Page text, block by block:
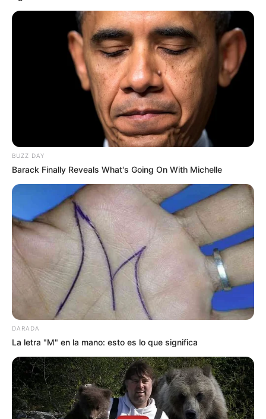
Tolima recibe en su casa
por Copa BetPlay Alianza
Petrolera
MILLONARIOS
Este miércoles Millonarios
vs Junior en Bogotá
definen la Copa Betplay
CARGAR MÁS
TEMAS DESTACADOS
EMERGENCIAS POR LLUVIAS
FUERTES LLUVIAS
VIA AL LLANO
LIGA BETPLAY
METRO DE MEDELLÍN
CORTES DE LUZ
FENÓMENO DEL NIÑO
BUZZ DAY
Barack Finally Reveals What's Going On With Michelle
DARADA
La letra "M" en la mano: esto es lo que significa